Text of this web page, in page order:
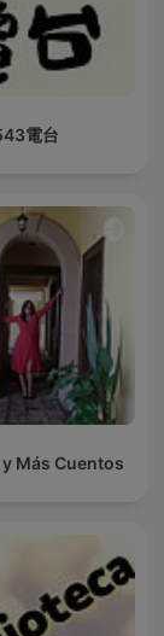
電台
Más Cuentos